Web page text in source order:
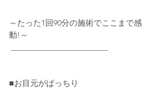
～たった1回90分の施術でここまで感
動!～
■お目元がぱっちり